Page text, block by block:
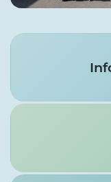
Services